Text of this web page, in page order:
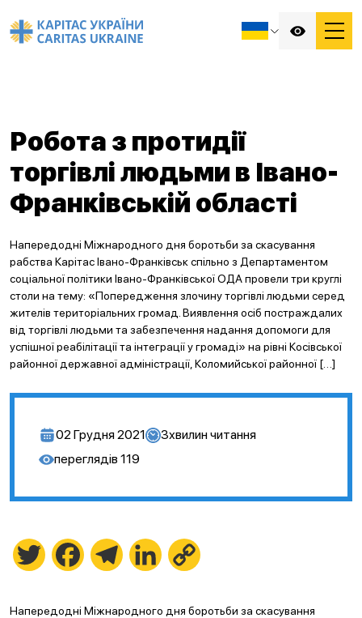
Робота з протидії
торгівлі людьми в Івано-
Франківській області
Напередодні Міжнародного дня боротьби за скасування
рабства Карітас Івано-Франківськ спільно з Департаментом
соціальної політики Івано-Франківської ОДА провели три круглі
столи на тему: «Попередження злочину торгівлі людьми серед
жителів територіальних громад. Виявлення осіб постраждалих
від торгівлі людьми та забезпечення надання допомоги для
успішної реабілітації та інтеграції у громаді» на рівні Косівської
районної державної адміністрації, Коломийської районної […]
02 Грудня 2021 3хвилин читання
переглядів 119
Twitter FacebookTelegramLinkedIn
Напередодні Міжнародного дня боротьби за скасування